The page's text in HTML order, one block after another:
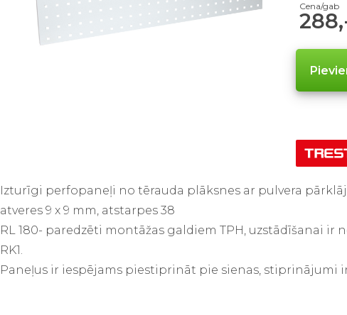
Cena/gab
Izturīgi perfopaneļi no tērauda plāksnes ar pulvera
atveres 9 x 9 mm, atstarpes 38
RL 180- paredzēti montāžas galdiem TPH, uzstādīšanai
RK1.
Paneļus ir iespējams piestiprināt pie sienas, stiprinājumi